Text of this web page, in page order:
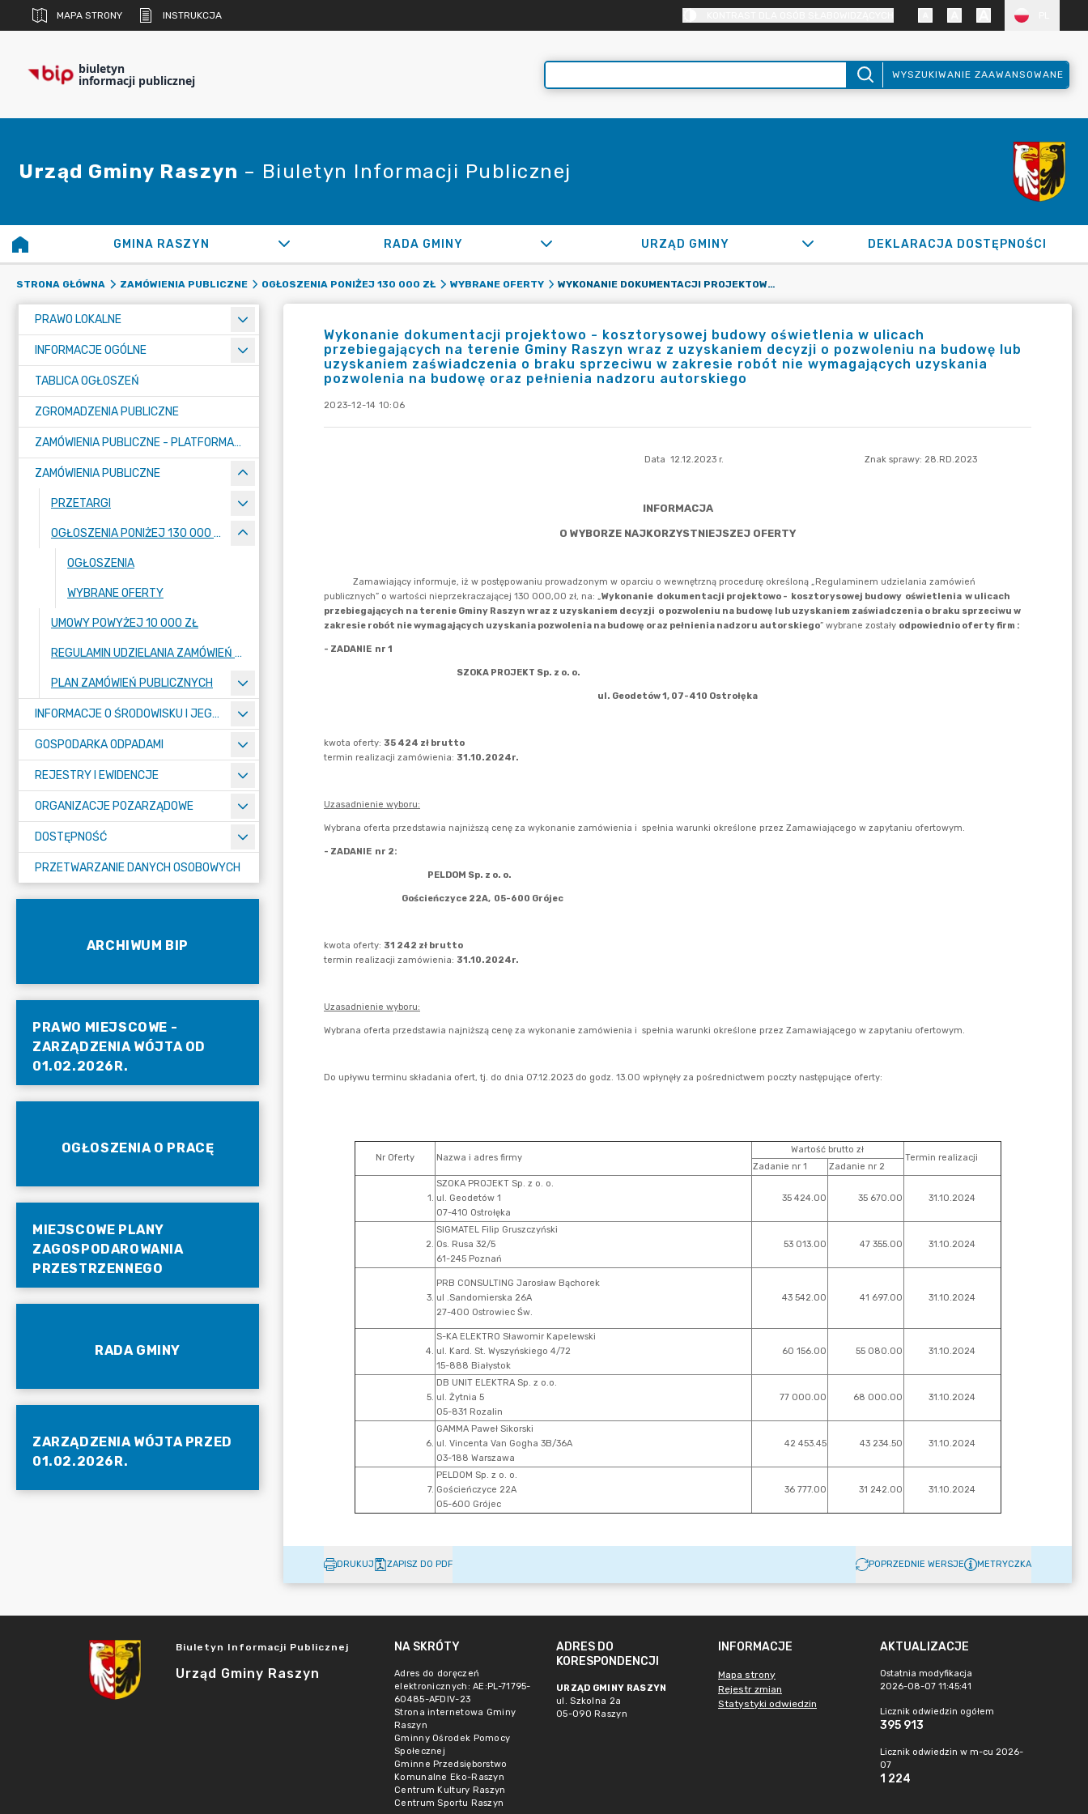
MAPA STRONY INSTRUKCJA
biuletyn
informacji publicznej WYSZUKIWANIE ZAAWANSOWANE
Urząd Gminy Raszyn – Biuletyn Informacji Publicznej
GMINA RASZYN RADA GMINY URZĄD GMINY DEKLARACJA DOSTĘPNOŚCI
STRONA GŁÓWNA ZAMÓWIENIA PUBLICZNE OGŁOSZENIA PONIŻEJ 130 000 ZŁ WYBRANE OFERTY WYKONANIE DOKUMENTACJI PROJEKTOWO - KOSZTORYSOWEJ BUDOWY OŚWIETLENIA W ULICACH PRZEBIEGAJĄCYCH NA TERENIE GMINY RASZYN WRAZ Z UZYSKANIEM DECYZJI O POZWOLENIU NA BUDOWĘ LUB UZYSKANIEM ZAŚWIADCZENIA O BRAKU SPRZECIWU W ZAKRESIE ROBÓT NIE WYMAGAJĄCYCH UZYSKANIA POZWOLENIA NA BUDOWĘ ORAZ PEŁNIENIA NADZORU AUTORSKIEGO
PRAWO LOKALNE
INFORMACJE OGÓLNE
TABLICA OGŁOSZEŃ
ZGROMADZENIA PUBLICZNE
ZAMÓWIENIA PUBLICZNE - PLATFORMA ZAKUPOWA (OD 01.05.2025R.)
ZAMÓWIENIA PUBLICZNE
PRZETARGI
OGŁOSZENIA PONIŻEJ 130 000 ZŁ
OGŁOSZENIA
WYBRANE OFERTY
UMOWY POWYŻEJ 10 000 ZŁ
REGULAMIN UDZIELANIA ZAMÓWIEŃ PUBLICZNYCH
PLAN ZAMÓWIEŃ PUBLICZNYCH
INFORMACJE O ŚRODOWISKU I JEGO OCHRONIE
GOSPODARKA ODPADAMI
REJESTRY I EWIDENCJE
ORGANIZACJE POZARZĄDOWE
DOSTĘPNOŚĆ
PRZETWARZANIE DANYCH OSOBOWYCH
ARCHIWUM BIP
PRAWO MIEJSCOWE -
ZARZĄDZENIA WÓJTA OD
01.02.2026R.
OGŁOSZENIA O PRACĘ
MIEJSCOWE PLANY
ZAGOSPODAROWANIA
PRZESTRZENNEGO
RADA GMINY
ZARZĄDZENIA WÓJTA PRZED
01.02.2026R.
Wykonanie dokumentacji projektowo - kosztorysowej budowy oświetlenia w ulicach
przebiegających na terenie Gminy Raszyn wraz z uzyskaniem decyzji o pozwoleniu na budowę lub
uzyskaniem zaświadczenia o braku sprzeciwu w zakresie robót nie wymagających uzyskania
pozwolenia na budowę oraz pełnienia nadzoru autorskiego
2023-12-14 10:06
DRUKUJ ZAPISZ DO PDF POPRZEDNIE WERSJE METRYCZKA
Biuletyn Informacji Publicznej
Urząd Gminy Raszyn
NA SKRÓTY
Adres do doręczeń
elektronicznych: AE:PL-71795-
60485-AFDIV-23
Strona internetowa Gminy
Raszyn
Gminny Ośrodek Pomocy
Społecznej
Gminne Przedsięborstwo
Komunalne Eko-Raszyn
Centrum Kultury Raszyn
Centrum Sportu Raszyn
ADRES DO
KORESPONDENCJI
URZĄD GMINY RASZYN
ul. Szkolna 2a
05-090 Raszyn
INFORMACJE
Mapa strony
Rejestr zmian
Statystyki odwiedzin
AKTUALIZACJE
Ostatnia modyfikacja
2026-08-07 11:45:41
Licznik odwiedzin ogółem
395 913
Licznik odwiedzin w m-cu 2026-
07
1 224